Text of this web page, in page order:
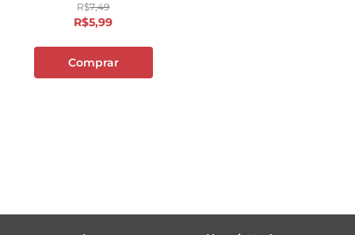
R$7,49
R$5,99
Comprar